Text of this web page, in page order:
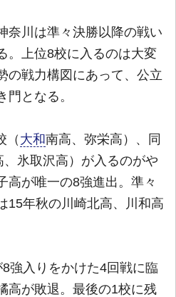
川は準々決勝以降の戦い
。上位8校に入るのは大変
の戦力構図にあって、公立
となる。
（ 大和南高、弥栄高）、同
氷取沢高）が入るのがや
高が唯一の8強進出。準々
15年秋の川崎北高、川和高
強入りをかけた4回戦に臨
高が敗退。最後の1校に残